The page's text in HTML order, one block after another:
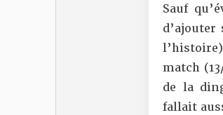
Sauf
match
de la
fallait